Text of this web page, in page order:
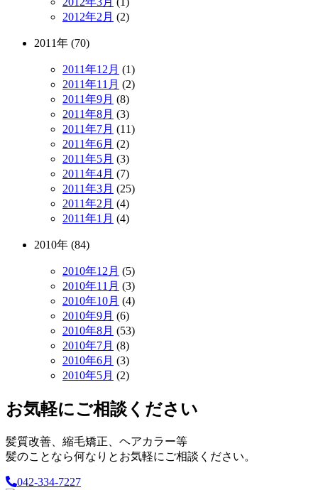
2012年2月 (2)
2011年 (70)
2011年12月 (1)
2011年11月 (2)
2011年9月 (8)
2011年8月 (3)
2011年7月 (11)
2011年6月 (2)
2011年5月 (3)
2011年4月 (7)
2011年3月 (25)
2011年2月 (4)
2011年1月 (4)
2010年 (84)
2010年12月 (5)
2010年11月 (3)
2010年10月 (4)
2010年9月 (6)
2010年8月 (53)
2010年7月 (8)
2010年6月 (3)
2010年5月 (2)
お気軽にご相談ください
髪質改善、縮毛矯正、ヘアカラー等
髪のことなら何なりとお気軽にご相談ください。
042-334-7227